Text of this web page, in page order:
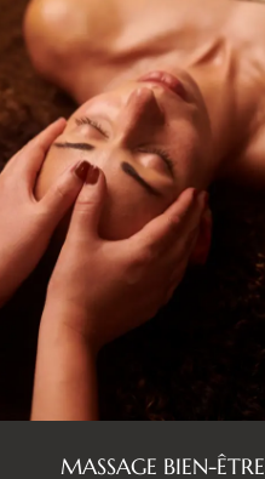
MASSAGE BIEN-ÊTRE